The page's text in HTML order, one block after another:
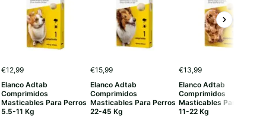
€12,99
Elanco Adtab
Comprimidos
Masticables Para Perros
5.5-11 Kg
€15,99
Elanco Adtab
Comprimidos
Masticables Para Perros
22-45 Kg
€13,99
Elanco Adtab
Comprimidos
Masticables Para Perros
11-22 Kg